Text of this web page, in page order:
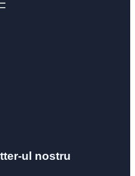
ul nostru